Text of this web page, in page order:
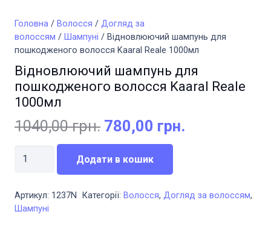
Головна / Волосся / Догляд за
волоссям / Шампуні / Відновлюючий шампунь для
пошкодженого волосся Kaaral Reale 1000мл
Відновлюючий шампунь для
пошкодженого волосся Kaaral Reale
1000мл
1040,00грн. Оригінальна
ціна:
1040,00 грн..
780,00 грн.
Відновлюючий
пошкодженого
Додати в кошик
Артикул: 1237N Категорії: Волосся, Догляд за волоссям,
Шампуні